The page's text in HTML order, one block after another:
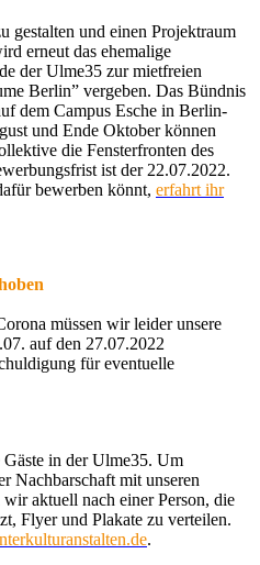
gestalten und einen Projektraum
erneut das ehemalige
der Ulme35 zur mietfreien
Berlin” vergeben. Das Bündnis
dem Campus Esche in Berlin-
und Ende Oktober können
die Fensterfronten des
ist der 22.07.2022.
bewerben könnt, erfahrt ihr
müssen wir leider unsere
auf den 27.07.2022
für eventuelle
in der Ulme35. Um
Nachbarschaft mit unseren
aktuell nach einer Person, die
Flyer und Plakate zu verteilen.
.